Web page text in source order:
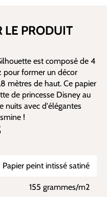
LE PRODUIT
est composé de 4
pour former un décor
mètres de haut. Ce papier
de princesse Disney au
nuits avec d'élégantes
!
Papier peint intissé satiné
155 grammes/m2